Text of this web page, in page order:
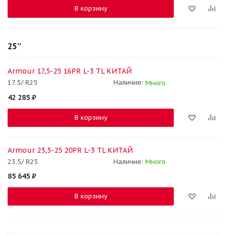
В корзину
25''
Armour 17,5-25 16PR L-3 TL КИТАЙ
17.5/ R25 Наличие: Много
42 285 ₽
В корзину
Armour 23,5-25 20PR L-3 TL КИТАЙ
23.5/ R25 Наличие: Много
85 645 ₽
В корзину